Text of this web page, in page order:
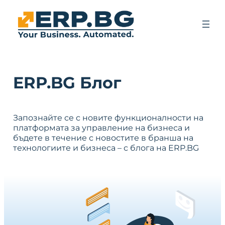
ERP.BG Блог
Запознайте се с новите функционалности на
платформата за управление на бизнеса и
бъдете в течение с новостите в бранша на
технологиите и бизнеса – с блога на ERP.BG